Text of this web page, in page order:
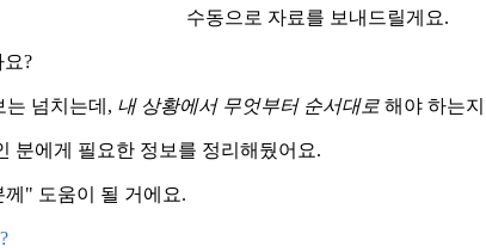
수동으로 자료를 보내드릴게요.
?
는 넘치는데, 내 상황에서 무엇부터 순서대로 해야 하는
분에게 필요한 정보를 정리해뒀어요.
" 도움이 될 거에요.